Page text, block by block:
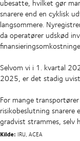
ubesatte, hvilket gør
snarere end en cyklisk
langsommere.
da operatører udskød
Selvom vi i 1. kvartal
2025, er det stadig
For mange
risikobeslutning
gradvist strammes,
Kilde: IRU, ACEA